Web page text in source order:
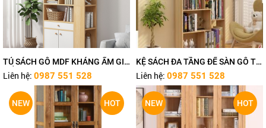
TỦ SÁCH GỖ MDF KHÁNG ẨM GIÁ
TỐT TN483
Liên hệ: 0987 551 528
KỆ SÁCH ĐA TẦNG ĐỂ SÀN GỖ TỰ
NHIÊN TN480
Liên hệ: 0987 551 528
HOT
NEW HOT
NEW